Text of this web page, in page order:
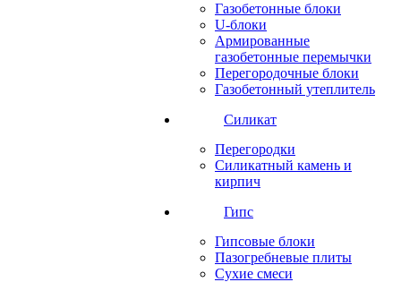
Газобетонные блоки
U-блоки
Армированные
газобетонные перемычки
Перегородочные блоки
Газобетонный утеплитель
Силикат
Перегородки
Силикатный камень и
кирпич
Гипс
Гипсовые блоки
Пазогребневые плиты
Сухие смеси